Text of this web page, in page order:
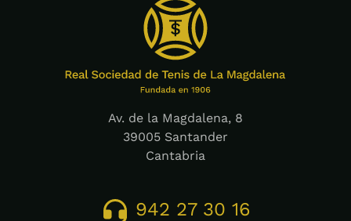
Av. de la Magdalena, 8
39005 Santander
Cantabria
942 27 30 16